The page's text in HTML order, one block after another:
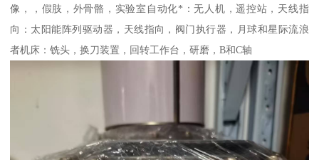
像，，假肢，外骨骼，实验室自动化*：无人机，遥控站，天线指
向：太阳能阵列驱动器，天线指向，阀门执行器，月球和星际流浪
者机床：铣头，换刀装置，回转工作台，研磨，B和C轴